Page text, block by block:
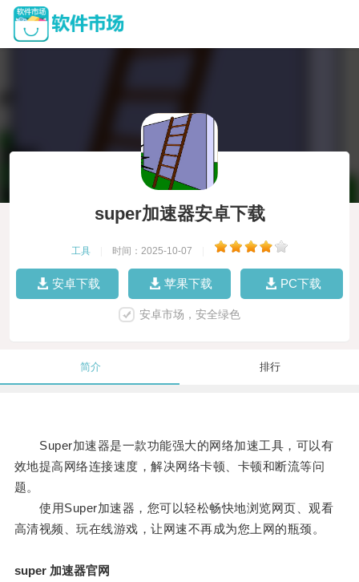
super加速器安卓下载
工具 时间：2025-10-07
安卓下载 苹果下载 PC下载
安卓市场，安全绿色
简介 排行
Super加速器是一款功能强大的网络加速工具，可以有
效地提高网络连接速度，解决网络卡顿、卡顿和断流等问
题。
使用Super加速器，您可以轻松畅快地浏览网页、观看
高清视频、玩在线游戏，让网速不再成为您上网的瓶颈。
super 加速器官网